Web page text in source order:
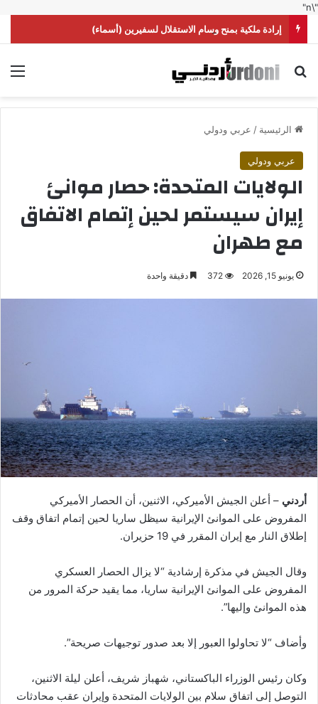
"\n"
إرادة ملكية بمنح وسام الاستقلال لسفيرين (أسماء)
بحث عن
الرئيسية / عربي ودولي
عربي ودولي
الولايات المتحدة: حصار موانئ
إيران سيستمر لحين إتمام الاتفاق
مع طهران
يونيو 15, 2026 372 دقيقة واحدة
أردني – أعلن الجيش الأميركي، الاثنين، أن الحصار الأميركي
المفروض على الموانئ الإيرانية سيظل ساريا لحين إتمام اتفاق وقف
إطلاق النار مع إيران المقرر في 19 حزيران.
وقال الجيش في مذكرة إرشادية “لا يزال الحصار العسكري
المفروض على الموانئ الإيرانية ساريا، مما يقيد حركة المرور من
هذه الموانئ وإليها”.
وأضاف “لا تحاولوا العبور إلا بعد صدور توجيهات صريحة”.
وكان رئيس الوزراء الباكستاني، شهباز شريف، أعلن ليلة الاثنين،
التوصل إلى اتفاق سلام بين الولايات المتحدة وإيران عقب محادثات